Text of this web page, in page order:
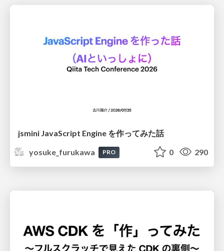
jsmini JavaScript Engine を作ってみた話
yosuke_furukawa
PRO 0 290